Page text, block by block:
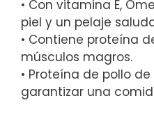
• Con vitamina E,
piel y un pelaje
• Contiene proteína
músculos magros.
• Proteína de pollo
garantizar una